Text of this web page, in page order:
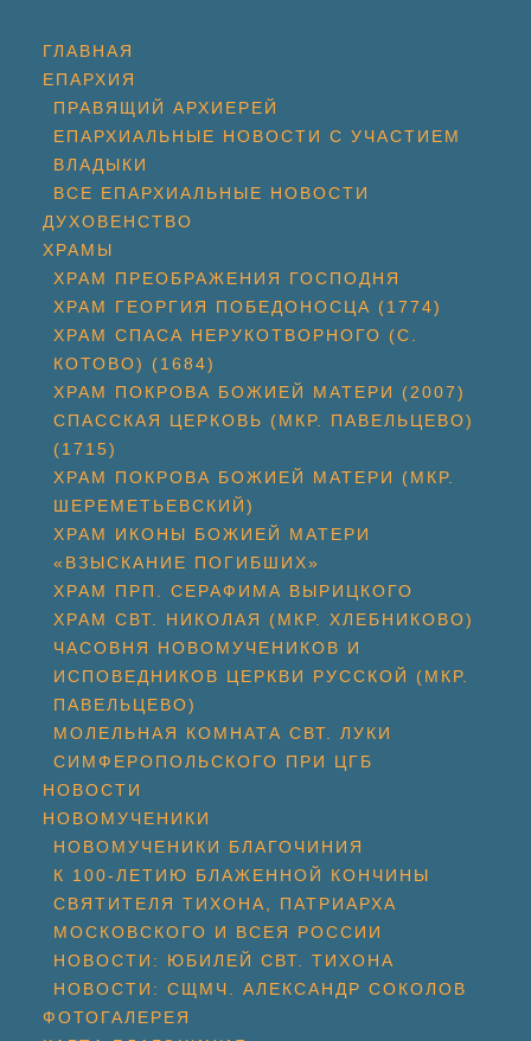
ГЛАВНАЯ
ЕПАРХИЯ
ПРАВЯЩИЙ АРХИЕРЕЙ
ЕПАРХИАЛЬНЫЕ НОВОСТИ С УЧАСТИЕМ
ВЛАДЫКИ
ВСЕ ЕПАРХИАЛЬНЫЕ НОВОСТИ
ДУХОВЕНСТВО
ХРАМЫ
ХРАМ ПРЕОБРАЖЕНИЯ ГОСПОДНЯ
ХРАМ ГЕОРГИЯ ПОБЕДОНОСЦА (1774)
ХРАМ СПАСА НЕРУКОТВОРНОГО (С.
КОТОВО) (1684)
ХРАМ ПОКРОВА БОЖИЕЙ МАТЕРИ (2007)
СПАССКАЯ ЦЕРКОВЬ (МКР. ПАВЕЛЬЦЕВО)
(1715)
ХРАМ ПОКРОВА БОЖИЕЙ МАТЕРИ (МКР.
ШЕРЕМЕТЬЕВСКИЙ)
ХРАМ ИКОНЫ БОЖИЕЙ МАТЕРИ
«ВЗЫСКАНИЕ ПОГИБШИХ»
ХРАМ ПРП. СЕРАФИМА ВЫРИЦКОГО
ХРАМ СВТ. НИКОЛАЯ (МКР. ХЛЕБНИКОВО)
ЧАСОВНЯ НОВОМУЧЕНИКОВ И
ИСПОВЕДНИКОВ ЦЕРКВИ РУССКОЙ (МКР.
ПАВЕЛЬЦЕВО)
МОЛЕЛЬНАЯ КОМНАТА СВТ. ЛУКИ
СИМФЕРОПОЛЬСКОГО ПРИ ЦГБ
НОВОСТИ
НОВОМУЧЕНИКИ
НОВОМУЧЕНИКИ БЛАГОЧИНИЯ
К 100-ЛЕТИЮ БЛАЖЕННОЙ КОНЧИНЫ
СВЯТИТЕЛЯ ТИХОНА, ПАТРИАРХА
МОСКОВСКОГО И ВСЕЯ РОССИИ
НОВОСТИ: ЮБИЛЕЙ СВТ. ТИХОНА
НОВОСТИ: СЩМЧ. АЛЕКСАНДР СОКОЛОВ
ФОТОГАЛЕРЕЯ